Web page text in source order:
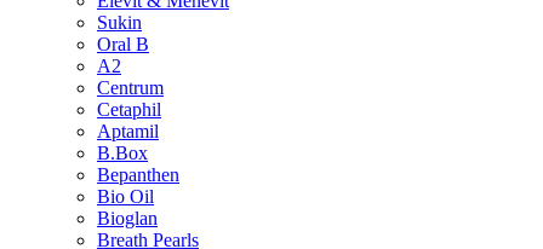
Sukin
Oral B
A2
Centrum
Cetaphil
Aptamil
B.Box
Bepanthen
Bio Oil
Bioglan
Breath Pearls